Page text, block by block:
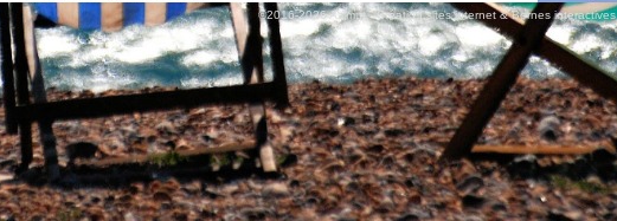
©2016-2026 Azimut - Création sites internet & Bornes interactives